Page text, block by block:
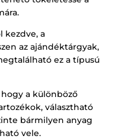
kezdve, a
az ajándéktárgyak,
ez a típusú
a különböző
választható
bármilyen anyag
vele.